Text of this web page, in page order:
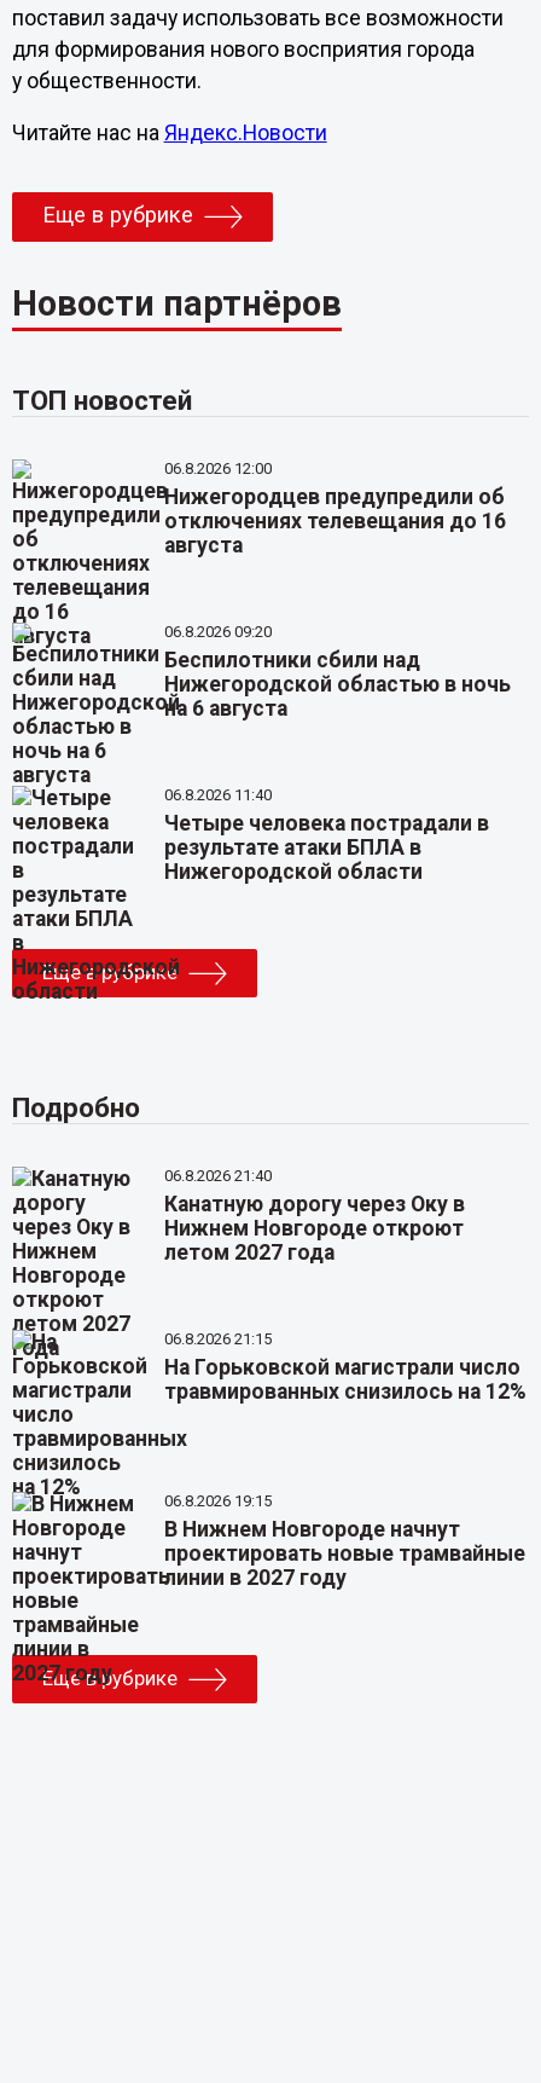
поставил задачу использовать все возможности
для формирования нового восприятия города
у общественности.
Читайте нас на Яндекс.Новости
Еще в рубрике
Новости партнёров
ТОП новостей
06.8.2026 12:00
Нижегородцев предупредили об
отключениях телевещания до 16
августа
06.8.2026 09:20
Беспилотники сбили над
Нижегородской областью в ночь
на 6 августа
06.8.2026 11:40
Четыре человека пострадали в
результате атаки БПЛА в
Нижегородской области
Еще в рубрике
Подробно
06.8.2026 21:40
Канатную дорогу через Оку в
Нижнем Новгороде откроют
летом 2027 года
06.8.2026 21:15
На Горьковской магистрали число
травмированных снизилось на 12%
06.8.2026 19:15
В Нижнем Новгороде начнут
проектировать новые трамвайные
линии в 2027 году
Еще в рубрике